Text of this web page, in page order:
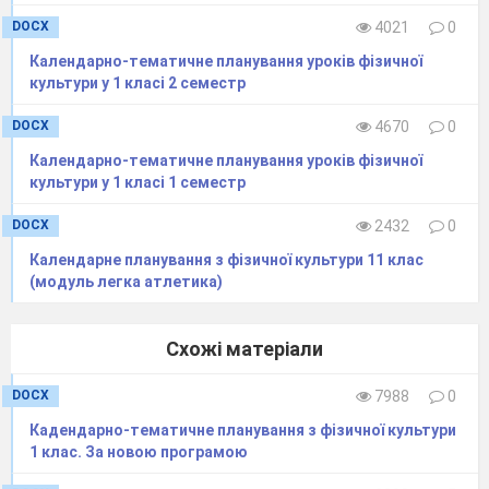
формування правильної постави.
Різновиди ходьби, бігу.
Перелізання через перешкоду,
м'яким приземленням. Рухлива
гра «Будиночки».
15.
Організовуючі вправи. Загально
розвивальні вправи для
формування правильної постави.
Перелізання через перешкоду,
Стрибки в глибину з висоти до
40 см із м'яким приземленням.
Рухлива гра «Швидко стати в
DOCX 4021
0
Календарно-тематичне планування уроків фізичної
культури у 1 класі 2 семестр
DOCX 4670
0
Календарно-тематичне планування уроків фізичної
культури у 1 класі 1 семестр
DOCX 2432
0
Календарне планування з фізичної культури 11 клас
(модуль легка атлетика)
Схожі матеріали
DOCX 7988
0
Кадендарно-тематичне планування з фізичної культури
1 клас. За новою програмою